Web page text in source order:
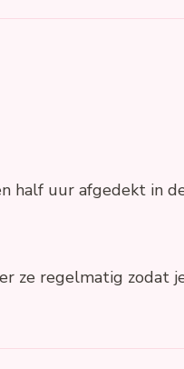
half uur afgedekt in
ze regelmatig zodat